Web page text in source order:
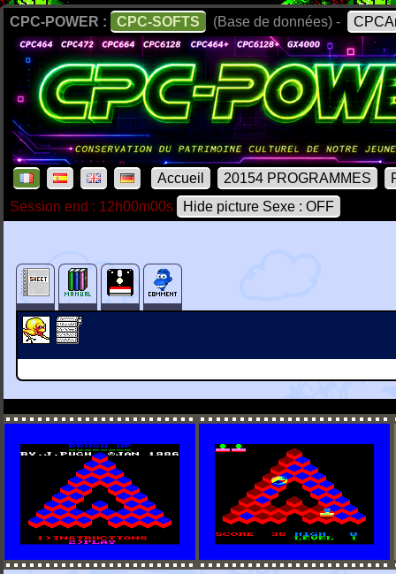
CPC-POWER : CPC-SOFTS (Base de données) -
Accueil 20154 PROGRAMMES
Session end : 12h00m00s
Hide picture Sexe : OFF